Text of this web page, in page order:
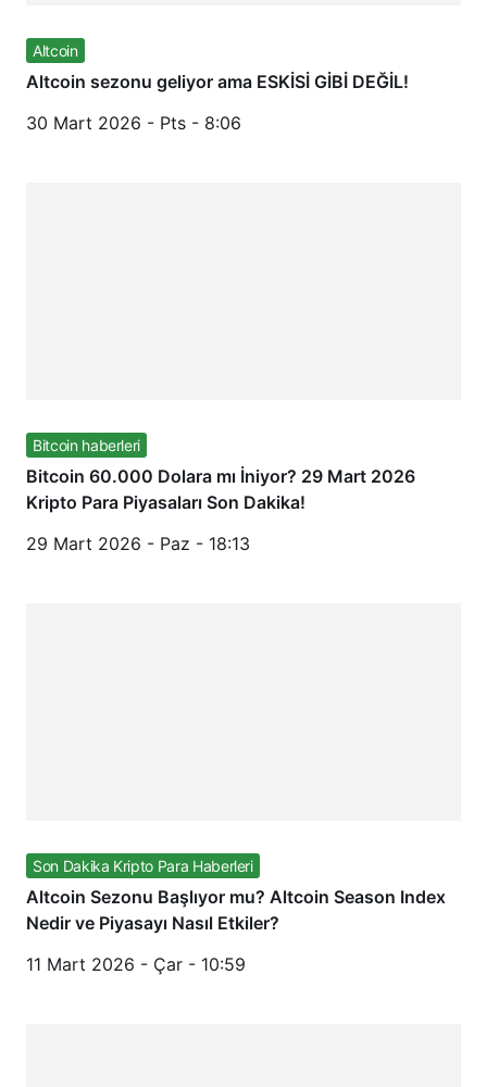
Altcoin
Altcoin sezonu geliyor ama ESKİSİ GİBİ DEĞİL!
30 Mart 2026 - Pts - 8:06
Bitcoin haberleri
Bitcoin 60.000 Dolara mı İniyor? 29 Mart 2026
Kripto Para Piyasaları Son Dakika!
29 Mart 2026 - Paz - 18:13
Son Dakika Kripto Para Haberleri
Altcoin Sezonu Başlıyor mu? Altcoin Season Index
Nedir ve Piyasayı Nasıl Etkiler?
11 Mart 2026 - Çar - 10:59